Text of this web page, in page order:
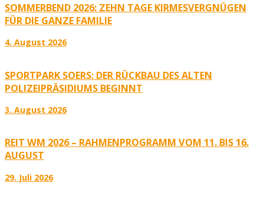
SOMMERBEND 2026: ZEHN TAGE KIRMESVERGNÜGEN
FÜR DIE GANZE FAMILIE
4. August 2026
SPORTPARK SOERS: DER RÜCKBAU DES ALTEN
POLIZEIPRÄSIDIUMS BEGINNT
3. August 2026
REIT WM 2026 – RAHMENPROGRAMM VOM 11. BIS 16.
AUGUST
29. Juli 2026